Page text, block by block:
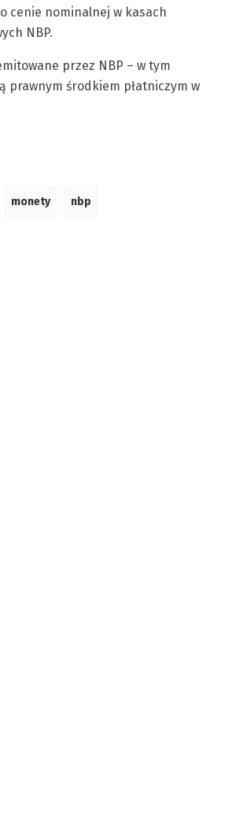
cenie nominalnej w kasach
NBP.
przez NBP – w tym
prawnym środkiem płatniczym w
monety nbp